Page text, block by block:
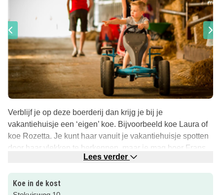
Verblijf je op deze boerderij dan krijg je bij je
vakantiehuisje een ‘eigen’ koe. Bijvoorbeeld koe Laura of
koe Rozetta. Je kunt haar vanuit je vakantiehuisje spotten
door haar vlekken te herkennen, maar je mag boer Frans
of boerenzoon Lenn ook echt meehelpen met het melken
van je eigen koe en de andere koeien.
Handen uit de mouwen!
Lees verder
Koe in de kost